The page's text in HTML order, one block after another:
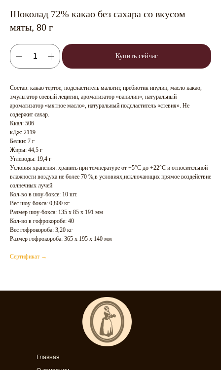
Шоколад 72% какао без сахара со вкусом
мяты, 80 г
Купить сейчас
Состав: какао тертое, подсластитель мальтит, пребиотик инулин, масло какао,
эмульгатор соевый лецитин, ароматизатор «ванилин», натуральный
ароматизатор «мятное масло», натуральный подсластитель «стевия». Не
содержит сахар.
Ккал: 506
кДж: 2119
Белки: 7 г
Жиры: 44,5 г
Углеводы: 19,4 г
Условия хранения: хранить при температуре от +5°С до +22°С и относительной
влажности воздуха не более 70 %,в условиях,исключающих прямое воздействие
солнечных лучей
Кол-во в шоу-боксе: 10 шт.
Вес шоу-бокса: 0,800 кг
Размер шоу-бокса: 135 х 85 х 191 мм
Кол-во в гофрокоробе: 40
Вес гофрокороба: 3,20 кг
Размер гофрокороба: 365 х 195 х 140 мм
Сертификат →
Главная